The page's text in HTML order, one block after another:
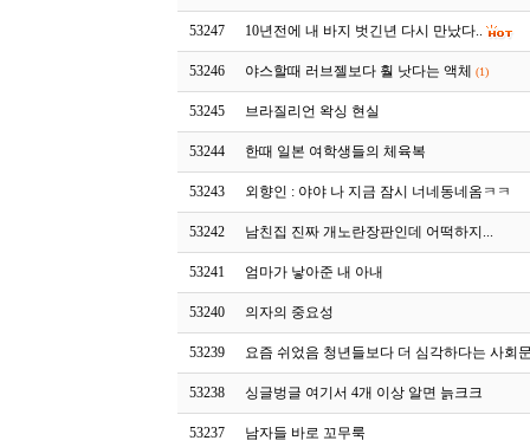
53247 10년전에 내 바지 벗긴년 다시 만났다..
53246 야스할때 러브젤보다 훨 낫다는 액체 (1)
53245 브라질리언 왁싱 현실
53244 한때 일본 여학생들의 체육복
53243 외향인 : 야야 나 지금 잠시 너네동네옴ㅋㅋ
53242 남친집 진짜 개노란장판인데 어떡하지...
53241 엄마가 낳아준 내 아내
53240 의자의 중요성
53239 요즘 쉬었음 청년들보다 더 심각하다는 사회
53238 싱글벙글 여기서 4개 이상 알면 늙크크
53237 남자들 바로 꼬무룩